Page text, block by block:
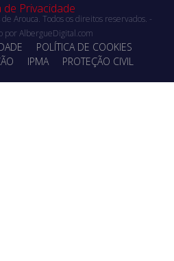
Arouca. Todos os direitos reservados. -
porAlbergueDigital.com
POLÍTICA DE COOKIES
IPMA PROTEÇÃO CIVIL
de Privacidade